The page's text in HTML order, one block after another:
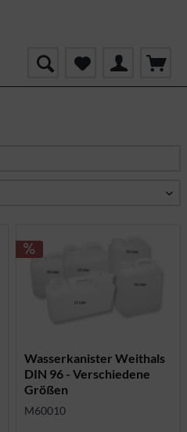
Wasserkanister Weithals
DIN 96 - Verschiedene
Größen
M60010